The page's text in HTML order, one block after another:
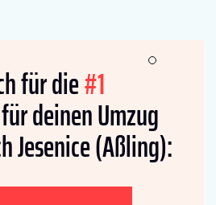
für die#1
für deinen Umzug
Jesenice (Aßling):